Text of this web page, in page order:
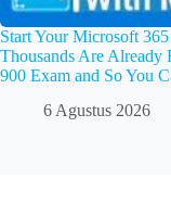
Start Your Microsoft
Thousands Are Already
900 Exam and So You
6 Agustus 2026